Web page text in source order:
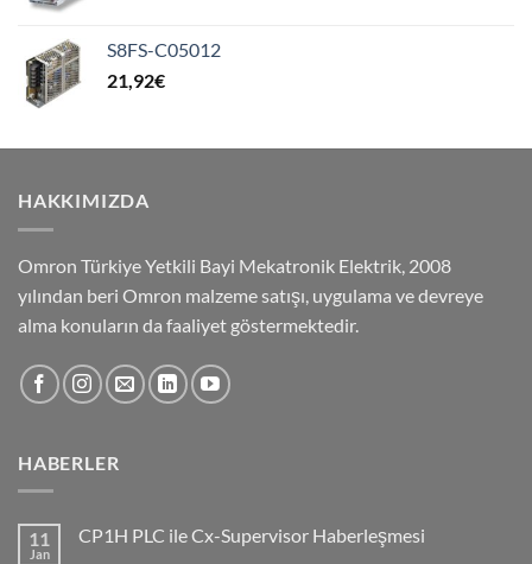
S8FS-C05012
21,92€
HAKKIMIZDA
Omron Türkiye Yetkili Bayi Mekatronik Elektrik, 2008
yılından beri Omron malzeme satışı, uygulama ve devreye
alma konuların da faaliyet göstermektedir.
HABERLER
11
Jan
CP1H PLC ile Cx-Supervisor Haberleşmesi